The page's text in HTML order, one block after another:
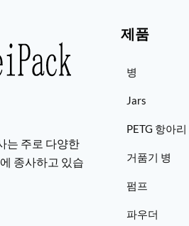
는 주로 다양한
종사하고 있습
제품
병
Jars
PETG 항아리
거품기 병
펌프
파우더